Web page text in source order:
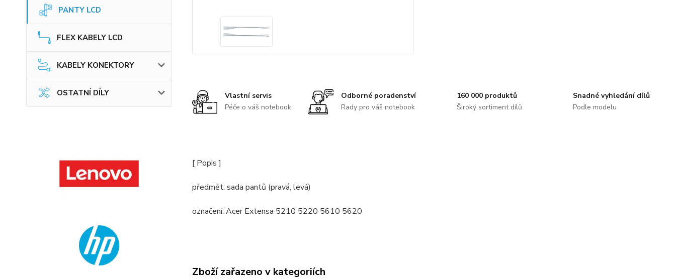
PANTY LCD
FLEX KABELY LCD
KABELY KONEKTORY
OSTATNÍ DÍLY
Vlastní servis
Péče o váš notebook
Odborné poradenství
Rady pro váš notebook
160 000 produktů
Široký sortiment dílů
Snadné vyhledání dílů
Podle modelu
[ Popis ]
předmět: sada pantů (pravá, levá)
označení: Acer Extensa 5210 5220 5610 5620
Zboží zařazeno v kategoriích